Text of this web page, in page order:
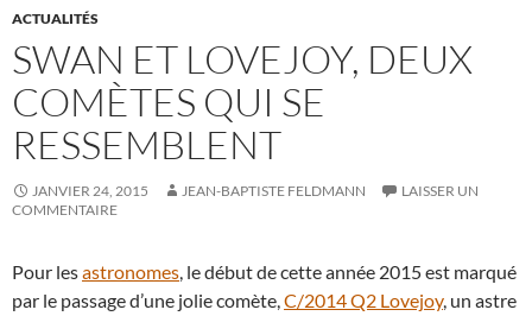
ACTUALITÉS
SWAN ET LOVEJOY, DEUX
COMÈTES QUI SE
RESSEMBLENT
JANVIER 24, 2015 JEAN-BAPTISTE FELDMANN
LAISSER UN
COMMENTAIRE
Pour lesastronomes, le début de cette année 2015 est marqué
par le passage d’une jolie comète,C/2014 Q2 Lovejoy, un astre